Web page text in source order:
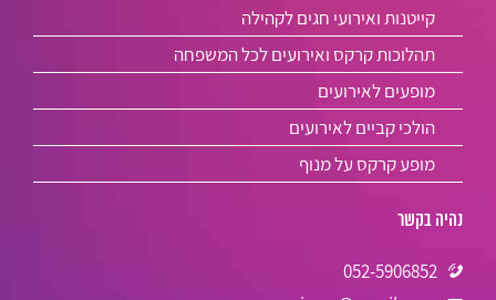
קייטנות ואירועי חגים לקהילה
תהלוכות קרקס ואירועים לכל המשפחה
מופעים לאירועים
הולכי קביים לאירועים
מופע קרקס על מנוף
נהיה בקשר
052-5906852